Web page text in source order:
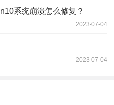
系统崩溃怎么修复？
2023-07-04
2023-07-04